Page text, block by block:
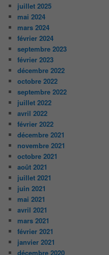
juillet 2025
mai 2024
mars 2024
février 2024
septembre 2023
février 2023
décembre 2022
octobre 2022
septembre 2022
juillet 2022
avril 2022
février 2022
décembre 2021
novembre 2021
octobre 2021
août 2021
juillet 2021
juin 2021
mai 2021
avril 2021
mars 2021
février 2021
janvier 2021
décembre 2020